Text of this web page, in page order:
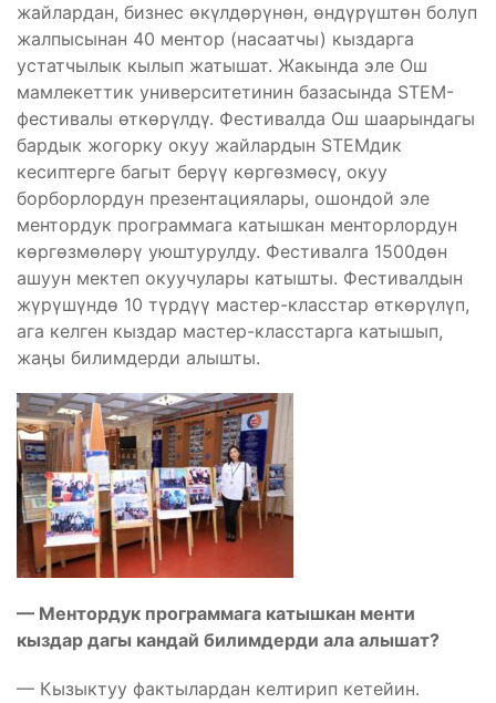
жайлардан, бизнес өкүлдөрүнөн, өндүрүштөн болуп
жалпысынан 40 ментор (насаатчы) кыздарга
устатчылык кылып жатышат. Жакында эле Ош
мамлекеттик университетинин базасында STEM-
фестивалы өткөрүлдү. Фестивалда Ош шаарындагы
бардык жогорку окуу жайлардын STEMдик
кесиптерге багыт берүү көргөзмөсү, окуу
борборлордун презентациялары, ошондой эле
ментордук программага катышкан менторлордун
көргөзмөлөрү уюштурулду. Фестивалга 1500дөн
ашуун мектеп окуучулары катышты. Фестивалдын
жүрүшүндө 10 түрдүү мастер-класстар өткөрүлүп,
ага келген кыздар мастер-класстарга катышып,
жаңы билимдерди алышты.
— Ментордук программага катышкан менти
кыздар дагы кандай билимдерди ала алышат?
— Кызыктуу фактылардан келтирип кетейин.